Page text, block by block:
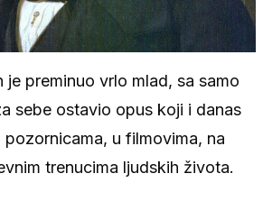
je preminuo vrlo mlad, sa samo
sebe ostavio opus koji i danas
u filmovima, na
trenucima ljudskih života.